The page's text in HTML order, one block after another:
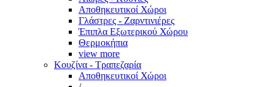
Αποθηκευτικοί Χώροι
Γλάστρες - Ζαρντινιέρες
Έπιπλα Εξωτερικού Χώρου
Θερμοκήπια
view more
Κουζίνα - Τραπεζαρία
Αποθηκευτικοί Χώροι